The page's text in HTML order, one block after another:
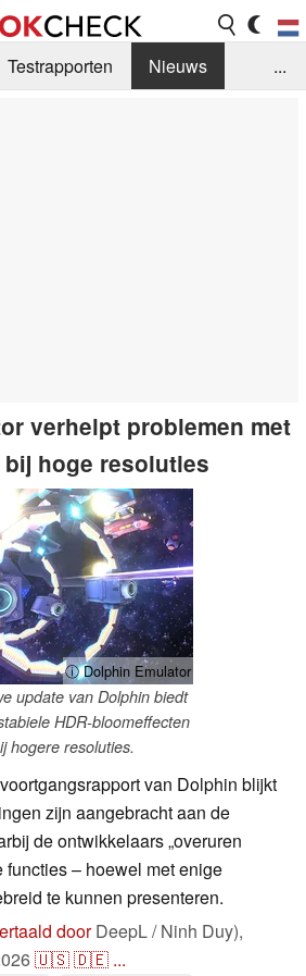
Testrapporten
Nieuws
...
verhelpt problemen met
hoge resoluties
ⓘ Dolphin Emulator
update van Dolphin biedt
HDR-bloomeffecten
hogere resoluties.
van Dolphin blijkt
zijn aangebracht aan de
de ontwikkelaars „overuren
functies – hoewel met enige
te kunnen presenteren.
doorDeepL / Ninh Duy),
🇺🇸🇩🇪 ...